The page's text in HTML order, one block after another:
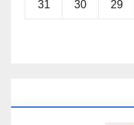
29
30
31